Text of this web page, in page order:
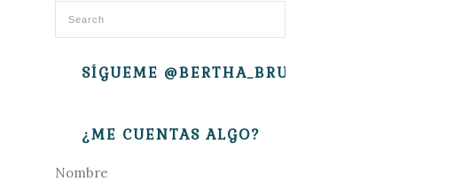
SÍGUEME @BERTHA_BRUJITA
¿ME CUENTAS ALGO?
Nombre